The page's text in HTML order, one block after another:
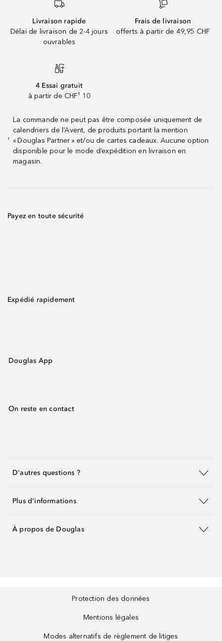
Livraison rapide
Délai de livraison de 2-4 jours
ouvrables
Frais de livraison
offerts à partir de 49,95 CHF
4 Essai gratuit
à partir de CHF¹ 10
¹
La commande ne peut pas être composée uniquement de
calendriers de l’Avent, de produits portant la mention
« Douglas Partner » et/ou de cartes cadeaux. Aucune option
disponible pour le mode d’expédition en livraison en
magasin.
Payez en toute sécurité
Expédié rapidement
Douglas App
On reste en contact
D'autres questions ?
Plus d'informations
À propos de Douglas
Protection des données
Mentions légales
Modes alternatifs de règlement de litiges